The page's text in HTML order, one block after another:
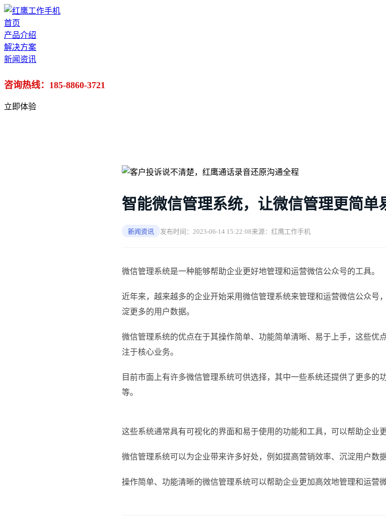
首页
产品介绍
解决方案
新闻资讯
咨询热线：185-8860-3721
立即体验
智能微信管理系统，让微信管理更简单
新闻资讯 发布时间：2023-06-14 15:22:08来源：红鹰工作手机
微信管理系统是一种能够帮助企业更好地管理和运营微信公众号的工具。
近年来，越来越多的企业开始采用微信管理系统来管理和运营微信公众号
淀更多的用户数据。
微信管理系统的优点在于其操作简单、功能简单清晰、易于上手，这些优
注于核心业务。
目前市面上有许多微信管理系统可供选择，其中一些系统还提供了更多的
等。
这些系统通常具有可视化的界面和易于使用的功能和工具，可以帮助企业
微信管理系统可以为企业带来许多好处，例如提高营销效率、沉淀用户数
操作简单、功能清晰的微信管理系统可以帮助企业更加高效地管理和运营